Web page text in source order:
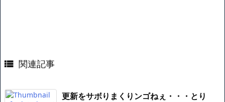
 関連記事
更新をサボりまくりンゴねぇ・・・とり